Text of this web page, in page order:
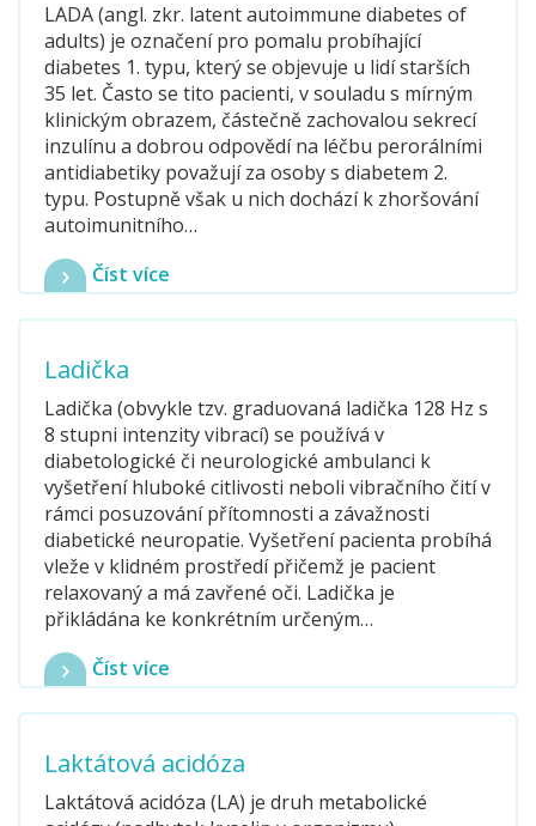
LADA (angl. zkr. latent autoimmune diabetes of
adults) je označení pro pomalu probíhající
diabetes 1. typu, který se objevuje u lidí starších
35 let. Často se tito pacienti, v souladu s mírným
klinickým obrazem, částečně zachovalou sekrecí
inzulínu a dobrou odpovědí na léčbu perorálními
antidiabetiky považují za osoby s diabetem 2.
typu. Postupně však u nich dochází k zhoršování
autoimunitního…
Číst více
Ladička
Ladička (obvykle tzv. graduovaná ladička 128 Hz s
8 stupni intenzity vibrací) se používá v
diabetologické či neurologické ambulanci k
vyšetření hluboké citlivosti neboli vibračního čití v
rámci posuzování přítomnosti a závažnosti
diabetické neuropatie. Vyšetření pacienta probíhá
vleže v klidném prostředí přičemž je pacient
relaxovaný a má zavřené oči. Ladička je
přikládána ke konkrétním určeným…
Číst více
Laktátová acidóza
Laktátová acidóza (LA) je druh metabolické